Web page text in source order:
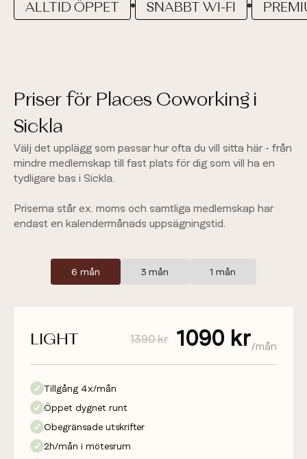
ALLTID ÖPPET SNABBT WI-FI
Priser för Places Coworking i
Sickla
Välj det upplägg som passar hur ofta du vill sitta här - från
mindre medlemskap till fast plats för dig som vill ha en
tydligare bas i Sickla.
Priserna står ex. moms och samtliga medlemskap har
endast en kalendermånads uppsägningstid.
6 mån 3 mån 1 mån
LIGHT 1390 kr 1090 kr/mån
Tillgång 4x/mån
Öppet dygnet runt
Obegränsade utskrifter
2h/mån i mötesrum